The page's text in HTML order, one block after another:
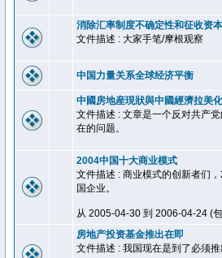
消除汇率制度不确定性和征收资
文件描述 : 大家手笔/摩根观察
中国力量关系全球经济平衡
中國房地産現狀與中國經濟拉美化
文件描述 : 文章是一个反对共产
在的问题。
2004中国十大商业模式
文件描述 : 商业模式的创新者们
国企业。
从 2005-04-30 到 2006-04-24 (
房地产投资基金推出在即
文件描述 : 我国现在是到了必须